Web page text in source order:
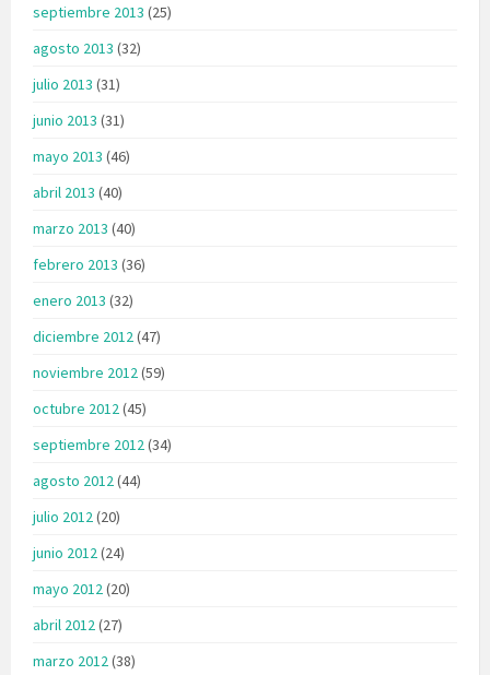
septiembre 2013 (25)
agosto 2013 (32)
julio 2013 (31)
junio 2013 (31)
mayo 2013 (46)
abril 2013 (40)
marzo 2013 (40)
febrero 2013 (36)
enero 2013 (32)
diciembre 2012(47)
noviembre 2012(59)
octubre 2012(45)
septiembre 2012(34)
agosto 2012(44)
julio 2012(20)
junio 2012(24)
mayo 2012(20)
abril 2012(27)
marzo 2012(38)